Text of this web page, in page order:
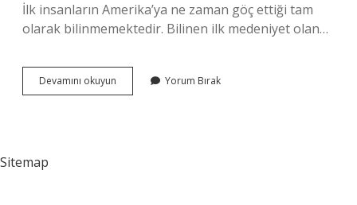
İlk insanların Amerika’ya ne zaman göç ettiği tam
olarak bilinmemektedir. Bilinen ilk medeniyet olan…
Devamını okuyun Amerikanın
Keşfi
Yorum Bırak
Sitemap